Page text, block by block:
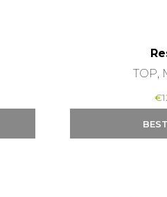
TOP,
€